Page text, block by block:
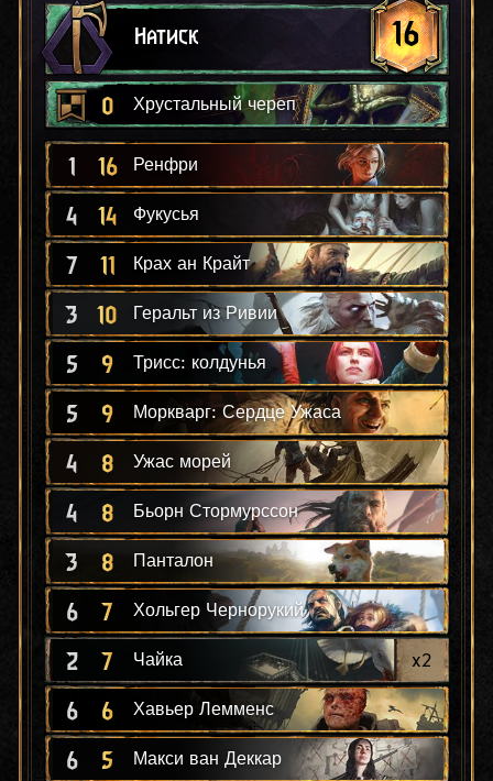
Натиск 16
0 Хрустальный череп
1 16 Ренфри
4 14 Фукусья
7 11 Крах ан Крайт
3 10 Геральт из Ривии
5 9 Трисс: колдунья
5 9 Моркварг: Сердце Ужаса
4 8 Ужас морей
4 8 Бьорн Стормурссон
3 8 Панталон
6 7 Хольгер Чернорукий
2 7 Чайка x2
6 6 Хавьер Лемменс
6 5 Макси ван Деккар